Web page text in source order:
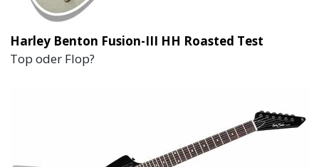
Harley Benton Fusion-III HH Roasted Test
Top oder Flop?